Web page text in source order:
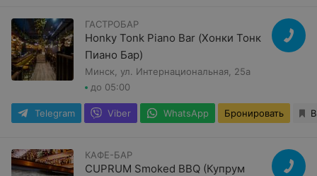
ГАСТРОБАР
Honky Tonk Piano Bar (Хонки Тонк
Пиано Бар)
Минск, ул. Интернациональная, 25а
до 05:00
Telegram Viber WhatsApp Бронировать
КАФЕ-БАР
CUPRUM Smoked BBQ (Купрум